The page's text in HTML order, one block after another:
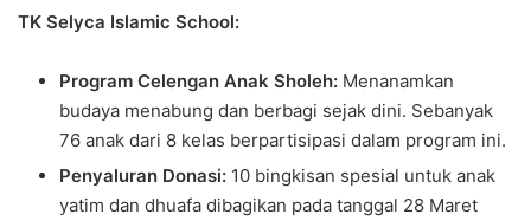
TK Selyca Islamic School:
Program Celengan Anak Sholeh: Menanamkan
budaya menabung dan berbagi sejak dini. Sebanyak
76 anak dari 8 kelas berpartisipasi dalam program ini.
Penyaluran Donasi: 10 bingkisan spesial untuk anak
yatim dan dhuafa dibagikan pada tanggal 28 Maret